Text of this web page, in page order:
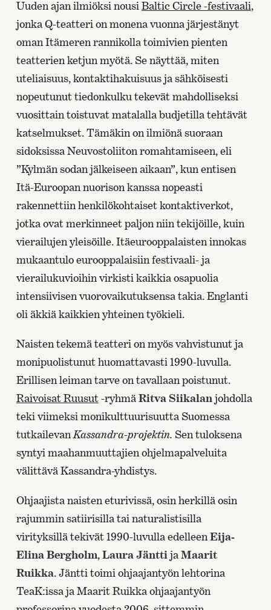
Uuden ajan ilmiöksi nousi Baltic Circle -festivaali,
jonka Q-teatteri on monena vuonna järjestänyt
oman Itämeren rannikolla toimivien pienten
teatterien ketjun myötä. Se näyttää, miten
uteliaisuus, kontaktihakuisuus ja sähköisesti
nopeutunut tiedonkulku tekevät mahdolliseksi
vuosittain toistuvat matalalla budjetilla tehtävät
katselmukset. Tämäkin on ilmiönä suoraan
sidoksissa Neuvostoliiton romahtamiseen, eli
”Kylmän sodan jälkeiseen aikaan”, kun entisen
Itä-Euroopan nuorison kanssa nopeasti
rakennettiin henkilökohtaiset kontaktiverkot,
jotka ovat merkinneet paljon niin tekijöille, kuin
vierailujen yleisöille. Itäeurooppalaisten innokas
mukaantulo eurooppalaisiin festivaali- ja
vierailukuvioihin virkisti kaikkia osapuolia
intensiivisen vuorovaikutuksensa takia. Englanti
oli äkkiä kaikkien yhteinen työkieli.
Naisten tekemä teatteri on myös vahvistunut ja
monipuolistunut huomattavasti 1990-luvulla.
Erillisen leiman tarve on tavallaan poistunut.
Raivoisat Ruusut-ryhmäRitva Siikalan johdolla
teki viimeksi monikulttuurisuutta Suomessa
tutkailevan Kassandra-projektin. Sen tuloksena
syntyi maahanmuuttajien ohjelmapalveluita
välittävä Kassandra-yhdistys.
Ohjaajista naisten eturivissä, osin herkillä osin
rajummin satiirisilla tai naturalistisilla
virityksillä tekivät 1990-luvulla edelleen Eija-
Elina Bergholm,Laura Jäntti jaMaarit
Ruikka. Jäntti toimi ohjaajantyön lehtorina
TeaK:issa ja Maarit Ruikka ohjaajantyön